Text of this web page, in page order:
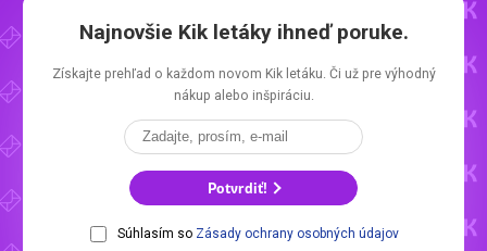
Najnovšie Kik letákyihneď poruke.
Získajte prehľad o každom novom Kik letáku. Či už pre výhodný
nákup alebo inšpiráciu.
Potvrdiť!
Súhlasím so Zásady ochrany osobných údajov